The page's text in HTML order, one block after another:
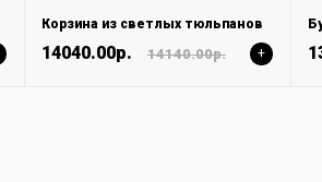
Корзина из светлых тюльпанов
14040.00р. 14140.00р. +